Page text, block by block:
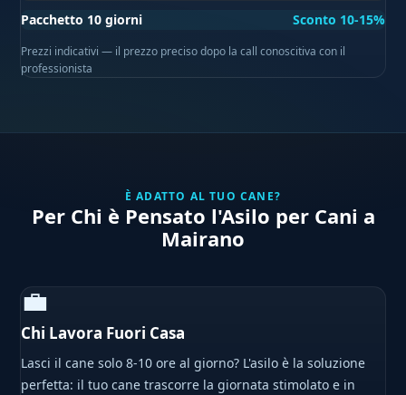
Pacchetto 10 giorni
Sconto 10-15%
Prezzi indicativi — il prezzo preciso dopo la call conoscitiva con il
professionista
È ADATTO AL TUO CANE?
Per Chi è Pensato l'Asilo per Cani a
Mairano
💼
Chi Lavora Fuori Casa
Lasci il cane solo 8-10 ore al giorno? L'asilo è la soluzione
perfetta: il tuo cane trascorre la giornata stimolato e in